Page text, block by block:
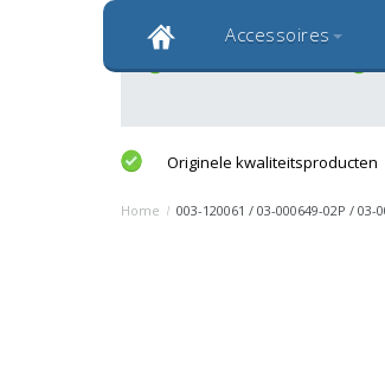
Accessoires
Originele kwaliteitsproducten
Home / 003-120061 / 03-000649-02P /